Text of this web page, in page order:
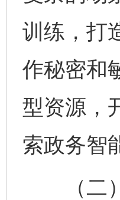
训练，打
作秘密和
型资源，
索政务智
（二）